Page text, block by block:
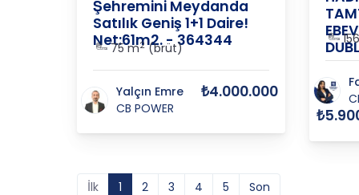
Şehremini Meydanda
Satılık Geniş 1+1 Daire!
Net:61m2. - 364344
75 m2 (brüt)
Yalçın Emre
CB POWER
₺4.000.000
İlk 1 2 3 4 5 Son